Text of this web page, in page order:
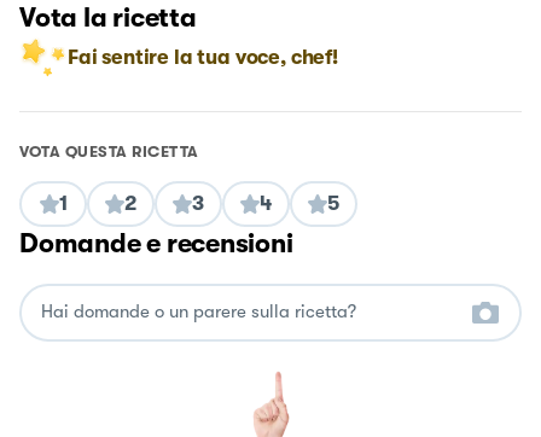
Vota la ricetta
Fai sentire la tua voce, chef!
VOTA QUESTA RICETTA
1 2 3 4 5
Domande e recensioni